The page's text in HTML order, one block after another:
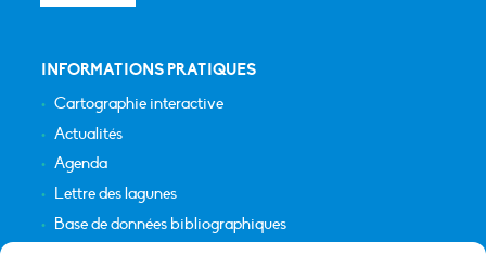
INFORMATIONS PRATIQUES
Cartographie interactive
Actualités
Agenda
Lettre des lagunes
Base de données bibliographiques